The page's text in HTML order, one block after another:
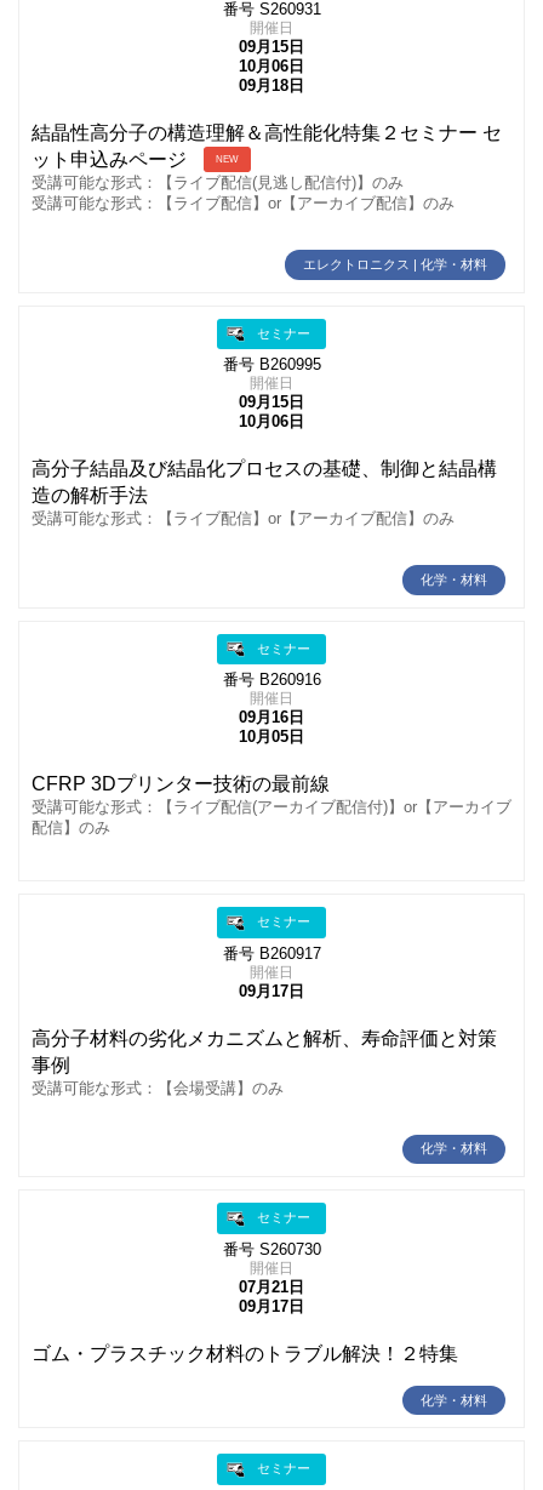
番号 S260931
開催日
09月15日
10月06日
09月18日
結晶性高分子の構造理解＆高性能化特集２セミナー セ
ット申込みページ
NEW
受講可能な形式：【ライブ配信(見逃し配信付)】のみ
受講可能な形式：【ライブ配信】or【アーカイブ配信】のみ
エレクトロニクス | 化学・材料
セミナー
番号 B260995
開催日
09月15日
10月06日
高分子結晶及び結晶化プロセスの基礎、制御と結晶構
造の解析手法
受講可能な形式：【ライブ配信】or【アーカイブ配信】のみ
化学・材料
セミナー
番号 B260916
開催日
09月16日
10月05日
CFRP 3Dプリンター技術の最前線
受講可能な形式：【ライブ配信(アーカイブ配信付)】or【アーカイブ
配信】のみ
セミナー
番号 B260917
開催日
09月17日
高分子材料の劣化メカニズムと解析、寿命評価と対策
事例
受講可能な形式：【会場受講】のみ
化学・材料
セミナー
番号 S260730
開催日
07月21日
09月17日
ゴム・プラスチック材料のトラブル解決！２特集
化学・材料
セミナー